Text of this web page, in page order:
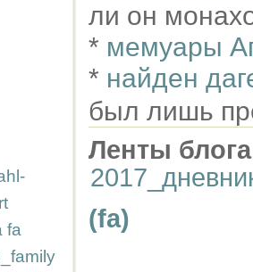
fa
ли он
* мемуары
* найден
был лишь
Ленты
(fa)